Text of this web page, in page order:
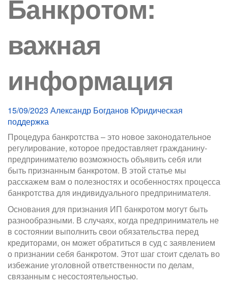
Банкротом:
важная
информация
15/09/2023 Александр Богданов Юридическая
поддержка
Процедура банкротства – это новое законодательное
регулирование, которое предоставляет гражданину-
предпринимателю возможность объявить себя или
быть признанным банкротом. В этой статье мы
расскажем вам о полезностях и особенностях процесса
банкротства для индивидуального предпринимателя.
Основания для признания ИП банкротом могут быть
разнообразными. В случаях, когда предприниматель не
в состоянии выполнить свои обязательства перед
кредиторами, он может обратиться в суд с заявлением
о признании себя банкротом. Этот шаг стоит сделать во
избежание уголовной ответственности по делам,
связанным с несостоятельностью.